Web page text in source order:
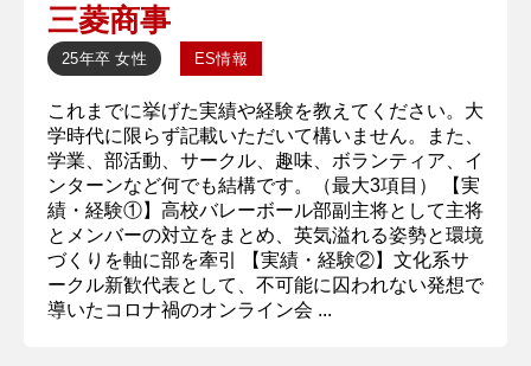
三菱商事
25年卒 女性 ES情報
これまでに挙げた実績や経験を教えてください。大
学時代に限らず記載いただいて構いません。また、
学業、部活動、サークル、趣味、ボランティア、イ
ンターンなど何でも結構です。（最大3項目） 【実
績・経験①】高校バレーボール部副主将として主将
とメンバーの対立をまとめ、英気溢れる姿勢と環境
づくりを軸に部を牽引 【実績・経験②】文化系サ
ークル新歓代表として、不可能に囚われない発想で
導いたコロナ禍のオンライン会 ...